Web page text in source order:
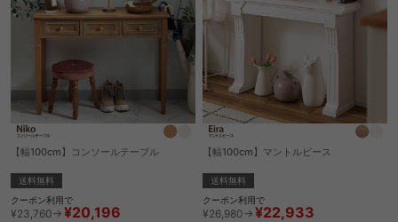
【幅100cm】コンソールテーブル
送料無料
クーポン利用で
¥23,760→ ¥20,196
【幅100cm】マントルピース
送料無料
クーポン利用で
¥26,980→ ¥22,933